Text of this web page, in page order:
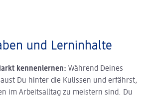
und Lerninhalte
kennenlernen: Während Deines
Du hinter die Kulissen und erfährst,
im Arbeitsalltag zu meistern sind. Du